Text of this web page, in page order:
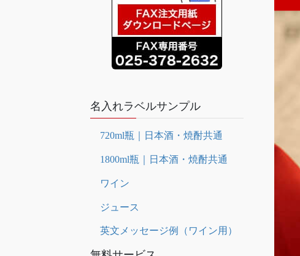
名入れラベルサンプル
720ml瓶｜日本酒・焼酎共通
1800ml瓶｜日本酒・焼酎共通
ワイン
ジュース
英文メッセージ例（ワイン用）